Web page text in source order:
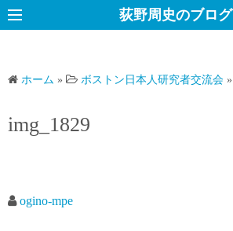
コ
ン
ス
プ
荻野周史のブログ
ホーム » ボストン日本人研究者交流会 »
img_1829
ogino-mpe